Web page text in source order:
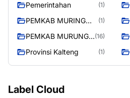
Pemerintahan (1)
PEMKAB MURING
(1)
PEMKAB MURUNG
(16)
Provinsi Kalteng (1)
Label Cloud